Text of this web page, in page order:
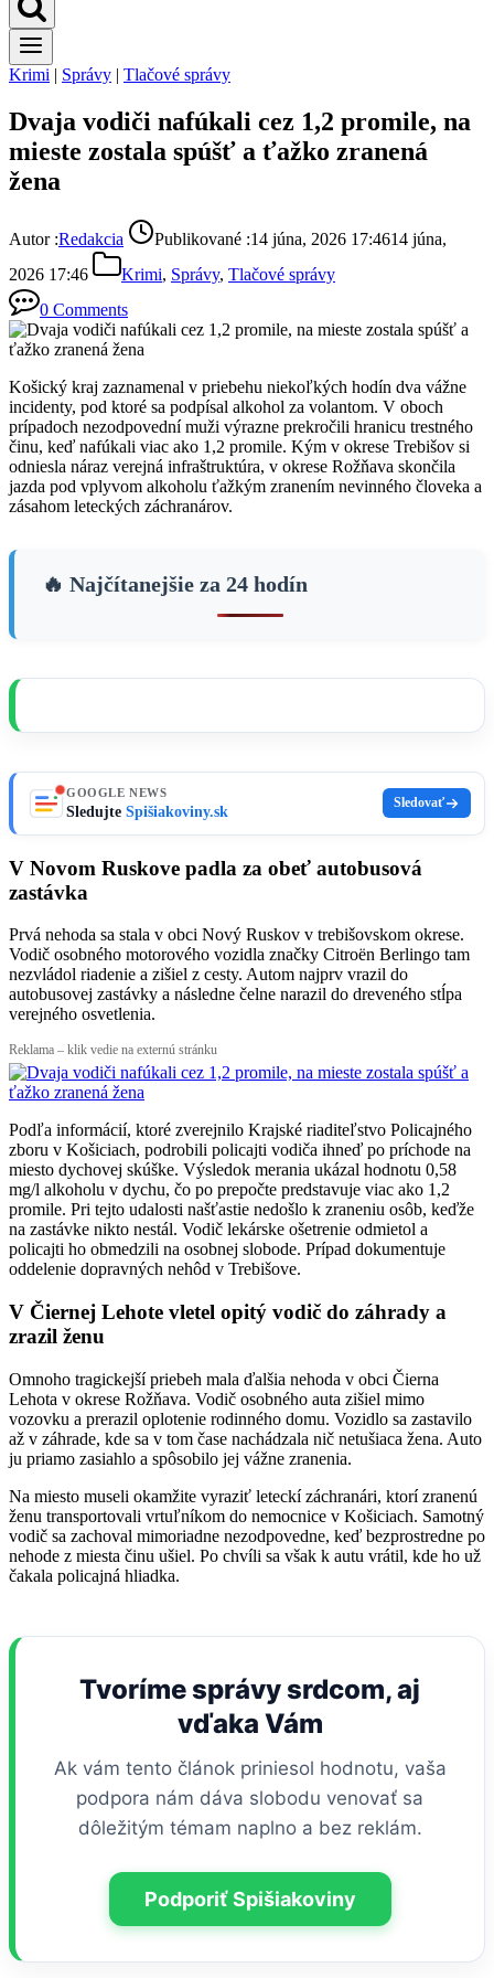
Krimi | Správy | Tlačové správy
Dvaja vodiči nafúkali cez 1,2 promile, na
mieste zostala spúšť a ťažko zranená
žena
Autor :Redakcia Publikované :14 júna, 2026 17:4614 júna,
2026 17:46
Krimi, Správy, Tlačové správy
0 Comments
Košický kraj zaznamenal v priebehu niekoľkých hodín dva vážne
incidenty, pod ktoré sa podpísal alkohol za volantom. V oboch
prípadoch nezodpovední muži výrazne prekročili hranicu trestného
činu, keď nafúkali viac ako 1,2 promile. Kým v okrese Trebišov si
odniesla náraz verejná infraštruktúra, v okrese Rožňava skončila
jazda pod vplyvom alkoholu ťažkým zranením nevinného človeka a
zásahom leteckých záchranárov.
🔥 Najčítanejšie za 24 hodín
GOOGLE NEWS
Sledujte Spišiakoviny.sk
Sledovať
V Novom Ruskove padla za obeť autobusová
zastávka
Prvá nehoda sa stala v obci Nový Ruskov v trebišovskom okrese.
Vodič osobného motorového vozidla značky Citroën Berlingo tam
nezvládol riadenie a zišiel z cesty. Autom najprv vrazil do
autobusovej zastávky a následne čelne narazil do dreveného stĺpa
verejného osvetlenia.
Reklama – klik vedie na externú stránku
Podľa informácií, ktoré zverejnilo Krajské riaditeľstvo Policajného
zboru v Košiciach, podrobili policajti vodiča ihneď po príchode na
miesto dychovej skúške. Výsledok merania ukázal hodnotu 0,58
mg/l alkoholu v dychu, čo po prepočte predstavuje viac ako 1,2
promile. Pri tejto udalosti našťastie nedošlo k zraneniu osôb, keďže
na zastávke nikto nestál. Vodič lekárske ošetrenie odmietol a
policajti ho obmedzili na osobnej slobode. Prípad dokumentuje
oddelenie dopravných nehôd v Trebišove.
V Čiernej Lehote vletel opitý vodič do záhrady a
zrazil ženu
Omnoho tragickejší priebeh mala ďalšia nehoda v obci Čierna
Lehota v okrese Rožňava. Vodič osobného auta zišiel mimo
vozovku a prerazil oplotenie rodinného domu. Vozidlo sa zastavilo
až v záhrade, kde sa v tom čase nachádzala nič netušiaca žena. Auto
ju priamo zasiahlo a spôsobilo jej vážne zranenia.
Na miesto museli okamžite vyraziť leteckí záchranári, ktorí zranenú
ženu transportovali vrtuľníkom do nemocnice v Košiciach. Samotný
vodič sa zachoval mimoriadne nezodpovedne, keď bezprostredne po
nehode z miesta činu ušiel. Po chvíli sa však k autu vrátil, kde ho už
čakala policajná hliadka.
Tvoríme správy srdcom, aj
vďaka Vám
Ak vám tento článok priniesol hodnotu, vaša
podpora nám dáva slobodu venovať sa
dôležitým témam naplno a bez reklám.
Podporiť Spišiakoviny